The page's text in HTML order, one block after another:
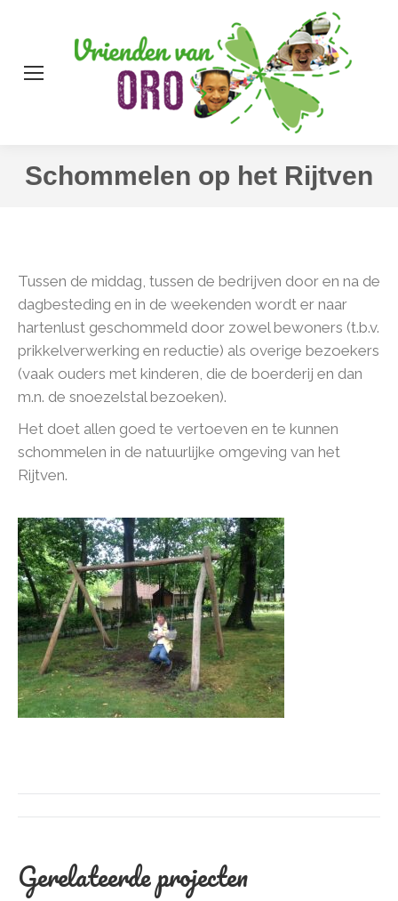
Schommelen op het Rijtven
Tussen de middag, tussen de bedrijven door en na de
dagbesteding en in de weekenden wordt er naar
hartenlust geschommeld door zowel bewoners (t.b.v.
prikkelverwerking en reductie) als overige bezoekers
(vaak ouders met kinderen, die de boerderij en dan
m.n. de snoezelstal bezoeken).
Het doet allen goed te vertoeven en te kunnen
schommelen in de natuurlijke omgeving van het
Rijtven.
Bericht
navigatie
Gerelateerde projecten